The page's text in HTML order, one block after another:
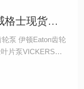
上海批发提供VICKERS威格士现货齿轮泵
泵 伊顿Eaton齿轮
片泵VICKERS
液压齿轮泵.Eaton
齿轮泵.Eaton微型